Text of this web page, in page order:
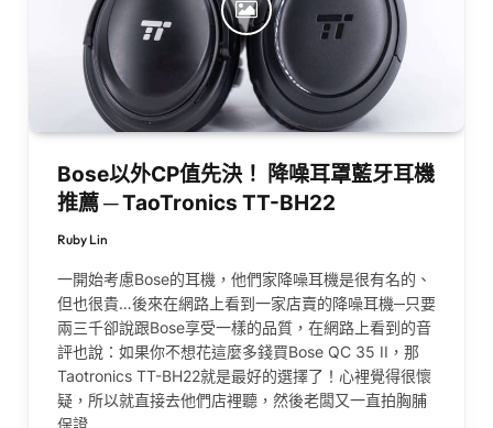
Bose以外CP值先決！ 降噪耳罩藍牙耳機
推薦 ─ TaoTronics TT-BH22
Ruby Lin
一開始考慮Bose的耳機，他們家降噪耳機是很有名的、
但也很貴…後來在網路上看到一家店賣的降噪耳機─只要
兩三千卻說跟Bose享受一樣的品質，在網路上看到的音
評也說：如果你不想花這麼多錢買Bose QC 35 II，那
Taotronics TT-BH22就是最好的選擇了！心裡覺得很懷
疑，所以就直接去他們店裡聽，然後老闆又一直拍胸脯